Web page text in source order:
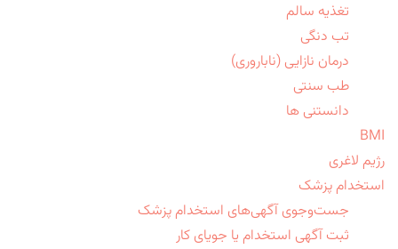
تغذیه سالم
تب دنگی
درمان نازایی (ناباروری)
طب سنتی
دانستنی ها
BMI
رژیم لاغری
استخدام پزشک
جست‌وجوی آگهی‌های استخدام پزشک
ثبت آگهی استخدام یا جویای کار